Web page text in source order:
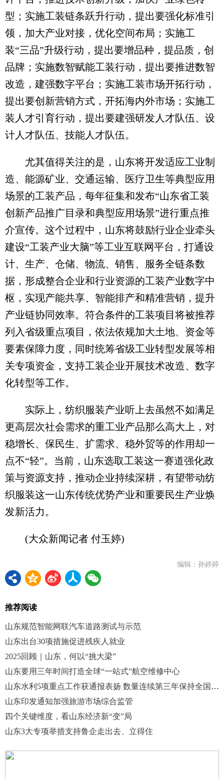
型；实施工装链条跃升行动，提出要强化标准引
领，加大产业对接，优化空间布局；实施工
装“三品”升级行动，提出要增品种，提品质，创
品牌；实施数智赋能工装行动，提出要推进数智
改造，建强数字平台；实施工装市场开拓行动，
提出要创新营销方式，开拓海内外市场；实施工
装人才引育行动，提出要建强研发人才队伍、设
计人才队伍、技能人才队伍。
尤其值得关注的是，山东将开发适应工业制
造、能源矿业、交通运输、医疗卫生等典型应用
场景的工装产品，每年征集和发布“山东省工装
创新产品推广目录和典型应用场景”进行重点推
介宣传。这个过程中，山东将鼓励行业企业牵头
建设“工装产业大脑”等工业互联网平台，打通设
计、生产、仓储、物流、销售、服务全链条数
据，形成整合企业和行业资源的工装产业数字中
枢，实现产能共享、智能排产和精准营销，提升
产业链协同效率。符合条件的工装项目将被推荐
列入省级重点项目，依法依规加大土地、资金等
要素保障力度，同时统筹省级工业转型发展等相
关专项资金，支持工装企业开展技术改造、数字
化转型等工作。
实际上，纺织服装产业听上去虽然不如满足
更高层次社会需求的重工业产品那么高大上，对
稳增长、保民生、扩需求、稳外贸等的作用却一
点不“轻”。当前，山东选取工装这一赛道强化政
策与资源支持，推动企业持续深耕，有望带动纺
织服装这一山东传统优势产业和重要民生产业焕
发新活力。
(大众新闻记者 付玉婷)
编辑：孙婷婷
推荐阅读
山东规范智能网联汽车道路测试与示范
山东出台30项措施促进残疾人就业
2025回顾｜山东，何以“挑大梁”
山东要用三年时间打造全球“一站式”航空维修中心
山东水利5项重点工作获通报表扬 数量连续第三年保持全国前两位
山东印发通知加强旅游市场综合监管
四个关键维度，看山东经济新“变”局
山东3大专项举措支持鲁企走出去、立得住